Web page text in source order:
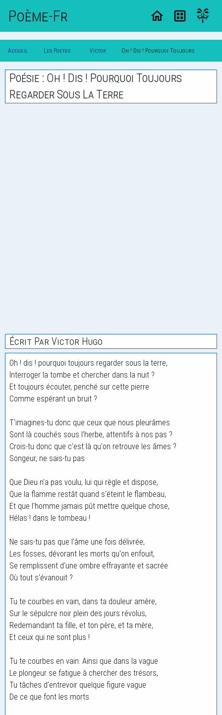
Poème-Fr
Accueil
Poesie
Les Poetes
Classique
Victor
Hugo
Oh ! Dis ! Pourquoi Toujours
Regarder Sous La Terre
Poésie : Oh ! Dis ! Pourquoi Toujours
Regarder Sous La Terre
Écrit Par Victor Hugo
Oh ! dis ! pourquoi toujours regarder sous la terre,
Interroger la tombe et chercher dans la nuit ?
Et toujours écouter, penché sur cette pierre
Comme espérant un bruit ?
T'imagines-tu donc que ceux que nous pleurâmes
Sont là couchés sous l'herbe, attentifs à nos pas ?
Crois-tu donc que c'est là qu'on retrouve les âmes ?
Songeur, ne sais-tu pas
Que Dieu n'a pas voulu, lui qui règle et dispose,
Que la flamme restât quand s'éteint le flambeau,
Et que l'homme jamais pût mettre quelque chose,
Hélas ! dans le tombeau !
Ne sais-tu pas que l'âme une fois délivrée,
Les fosses, dévorant les morts qu'on enfouit,
Se remplissent d'une ombre effrayante et sacrée
Où tout s'évanouit ?
Tu te courbes en vain, dans ta douleur amère,
Sur le sépulcre noir plein des jours révolus,
Redemandant ta fille, et ton père, et ta mère,
Et ceux qui ne sont plus !
Tu te courbes en vain. Ainsi que dans la vague
Le plongeur se fatigue à chercher des trésors,
Tu tâches d'entrevoir quelque figure vague
De ce que font les morts.